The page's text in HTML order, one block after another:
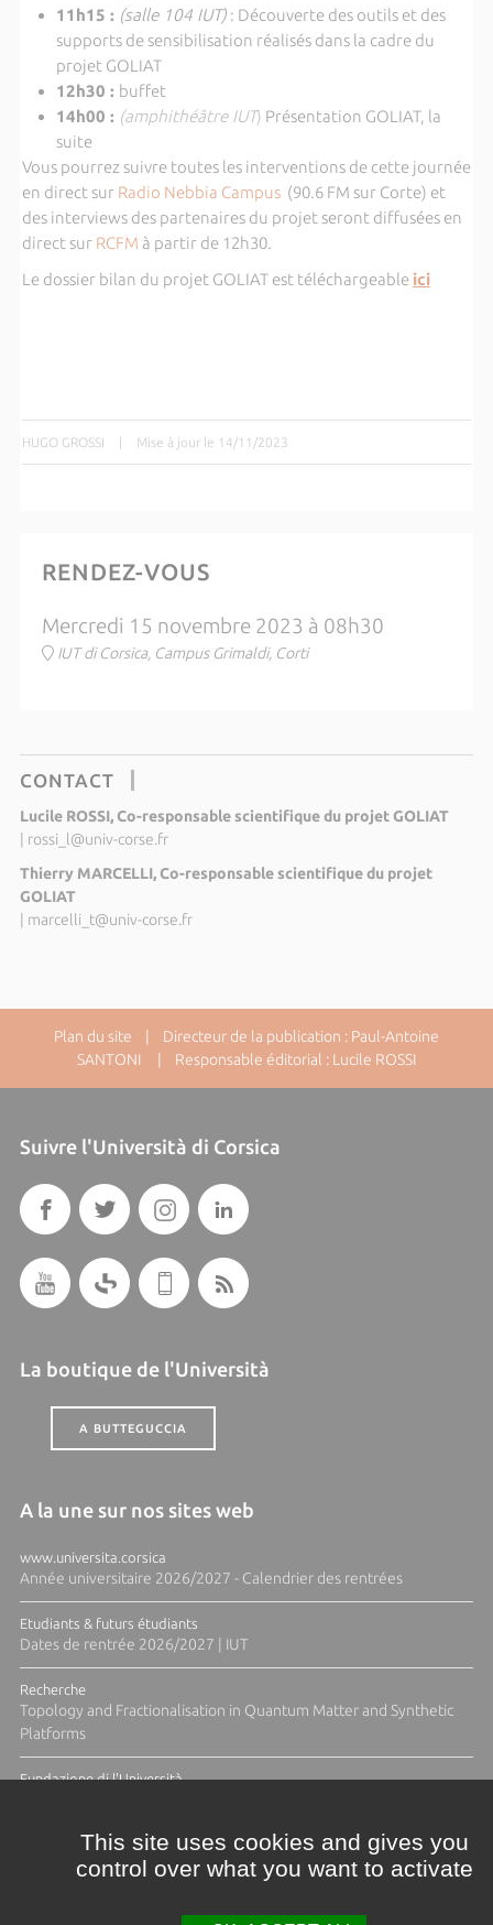
11h15 : (salle 104 IUT): Découverte des outils et des
supports de sensibilisation réalisés dans la cadre du
projet GOLIAT
12h30 : buffet
14h00 : (amphithéâtre IUT) Présentation GOLIAT, la
suite
Vous pourrez suivre toutes les interventions de cette journée
en direct sur Radio Nebbia Campus(90.6 FM sur Corte) et
des interviews des partenaires du projet seront diffusées en
direct sur RCFM à partir de 12h30.
Le dossier bilan du projet GOLIAT est téléchargeable ici
HUGO GROSSI | Mise à jour le 14/11/2023
RENDEZ-VOUS
Mercredi 15 novembre 2023 à 08h30
IUT di Corsica, Campus Grimaldi, Corti
CONTACT
Lucile ROSSI, Co-responsable scientifique du projet GOLIAT
| rossi_l@univ-corse.fr
Thierry MARCELLI, Co-responsable scientifique du projet
GOLIAT
| marcelli_t@univ-corse.fr
Plan du site | Directeur de la publication : Paul-Antoine
SANTONI | Responsable éditorial : Lucile ROSSI
Suivre l'Università di Corsica
La boutique de l'Università
A BUTTEGUCCIA
A la une sur nos sites web
www.universita.corsica
Année universitaire 2026/2027 - Calendrier des rentrées
Etudiants & futurs étudiants
Dates de rentrée 2026/2027 | IUT
Recherche
Topology and Fractionalisation in Quantum Matter and Synthetic
Platforms
Fundazione di l'Università
This site uses cookies and gives you
control over what you want to activate